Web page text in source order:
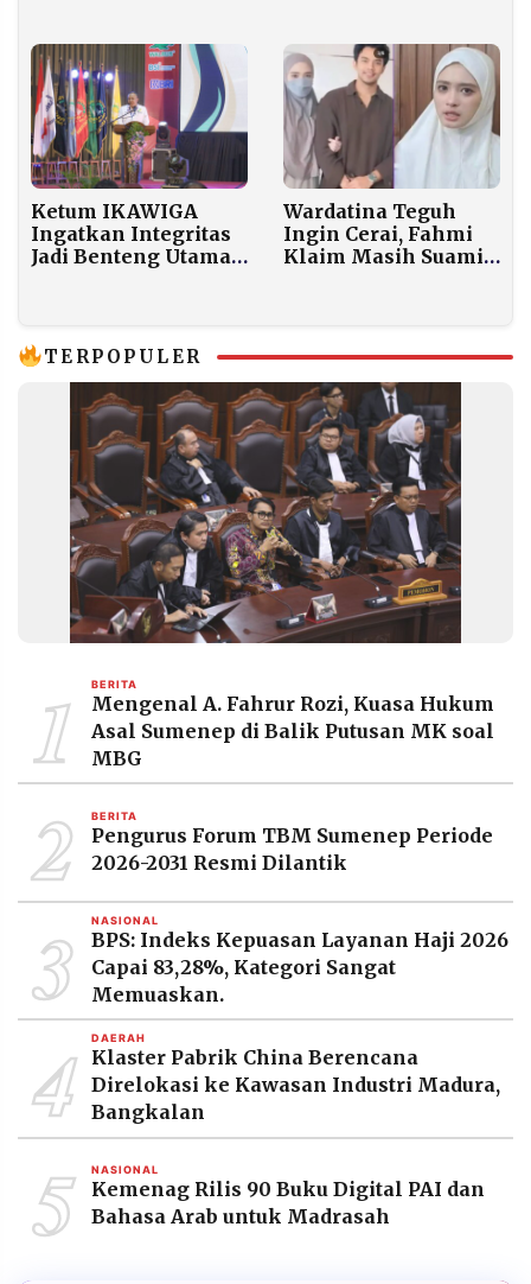
Sudan
NTT
Ketum IKAWIGA
Ingatkan Integritas
Jadi Benteng Utama
Wardatina Teguh
Ingin Cerai, Fahmi
Klaim Masih Suami
TERPOPULER
1 BERITA
Mengenal A. Fahrur Rozi, Kuasa Hukum
Asal Sumenep di Balik Putusan MK soal
MBG
2 BERITA
Pengurus Forum TBM Sumenep Periode
2026-2031 Resmi Dilantik
3 NASIONAL
BPS: Indeks Kepuasan Layanan Haji 2026
Capai 83,28%, Kategori Sangat
Memuaskan.
4 DAERAH
Klaster Pabrik China Berencana
Direlokasi ke Kawasan Industri Madura,
Bangkalan
5 NASIONAL
Kemenag Rilis 90 Buku Digital PAI dan
Bahasa Arab untuk Madrasah